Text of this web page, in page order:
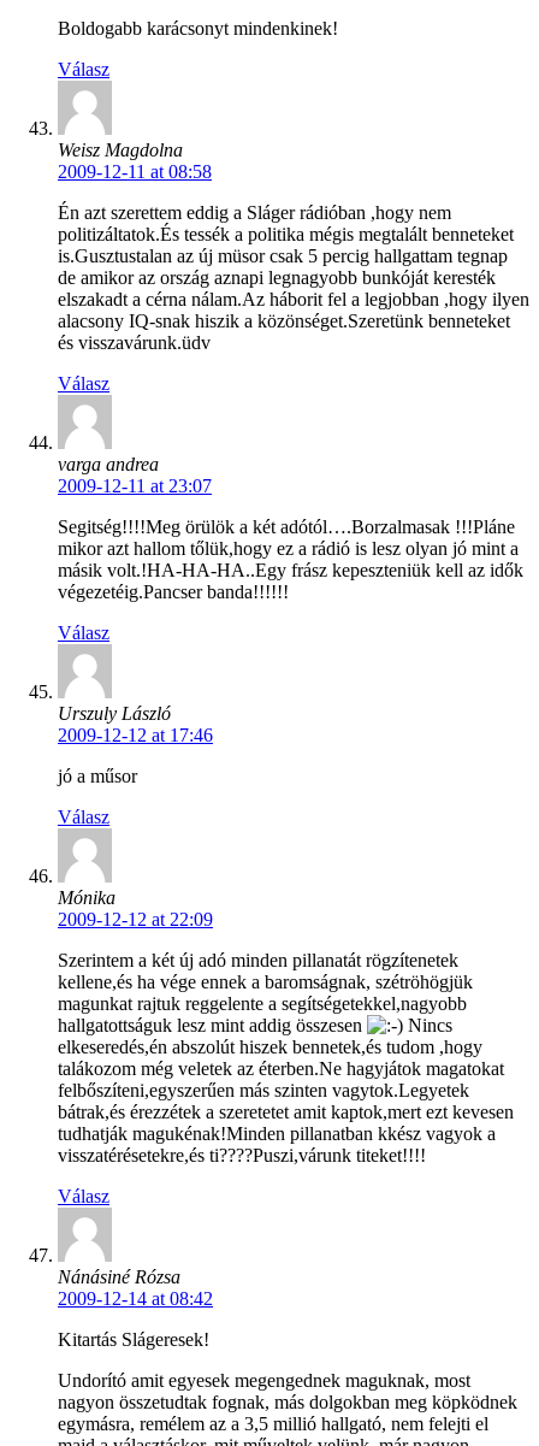
Boldogabb karácsonyt mindenkinek!
Válasz
Weisz Magdolna
2009-12-11 at 08:58
Én azt szerettem eddig a Sláger rádióban ,hogy nem
politizáltatok.És tessék a politika mégis megtalált benneteket
is.Gusztustalan az új müsor csak 5 percig hallgattam tegnap
de amikor az ország aznapi legnagyobb bunkóját keresték
elszakadt a cérna nálam.Az háborit fel a legjobban ,hogy ilyen
alacsony IQ-snak hiszik a közönséget.Szeretünk benneteket
és visszavárunk.üdv
Válasz
varga andrea
2009-12-11 at 23:07
Segitség!!!!Meg örülök a két adótól….Borzalmasak !!!Pláne
mikor azt hallom tőlük,hogy ez a rádió is lesz olyan jó mint a
másik volt.!HA-HA-HA..Egy frász kepeszteniük kell az idők
végezetéig.Pancser banda!!!!!!
Válasz
Urszuly László
2009-12-12 at 17:46
jó a műsor
Válasz
Mónika
2009-12-12 at 22:09
Szerintem a két új adó minden pillanatát rögzítenetek
kellene,és ha vége ennek a baromságnak, szétröhögjük
magunkat rajtuk reggelente a segítségetekkel,nagyobb
hallgatottságuk lesz mint addig összesen
Nincs
elkeseredés,én abszolút hiszek bennetek,és tudom ,hogy
talákozom még veletek az éterben.Ne hagyjátok magatokat
felbőszíteni,egyszerűen más szinten vagytok.Legyetek
bátrak,és érezzétek a szeretetet amit kaptok,mert ezt kevesen
tudhatják magukénak!Minden pillanatban kkész vagyok a
visszatérésetekre,és ti????Puszi,várunk titeket!!!!
Válasz
Nánásiné Rózsa
2009-12-14 at 08:42
Kitartás Slágeresek!
Undorító amit egyesek megengednek maguknak, most
nagyon összetudtak fognak, más dolgokban meg köpködnek
egymásra, remélem az a 3,5 millió hallgató, nem felejti el